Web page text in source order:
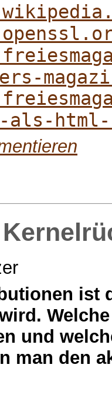
als-
ist
und
man den